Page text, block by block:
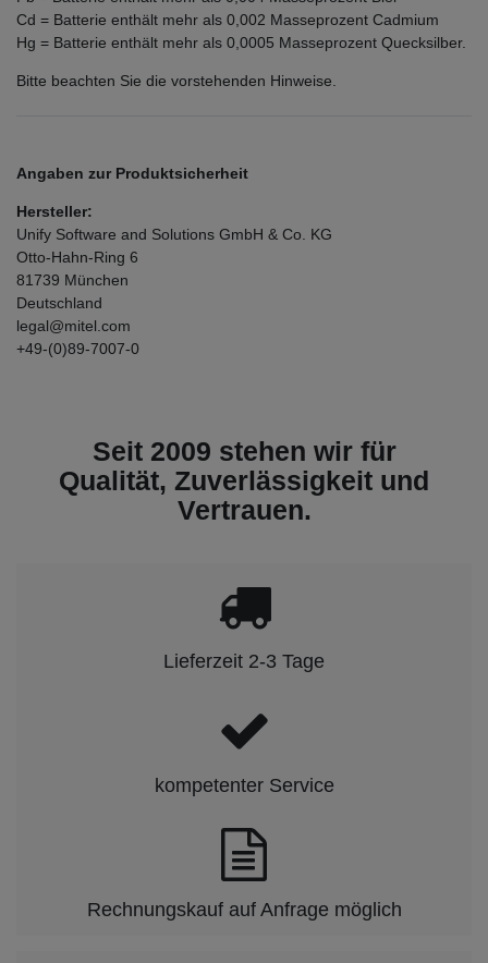
Cd = Batterie enthält mehr als 0,002 Masseprozent Cadmium
Hg = Batterie enthält mehr als 0,0005 Masseprozent Quecksilber.
Bitte beachten Sie die vorstehenden Hinweise.
Angaben zur Produktsicherheit
Hersteller:
Unify Software and Solutions GmbH & Co. KG
Otto-Hahn-Ring 6
81739 München
Deutschland
legal@mitel.com
+49-(0)89-7007-0
Seit 2009 stehen wir für
Qualität, Zuverlässigkeit und
Vertrauen.
Lieferzeit 2-3 Tage
kompetenter Service
Rechnungskauf auf Anfrage möglich